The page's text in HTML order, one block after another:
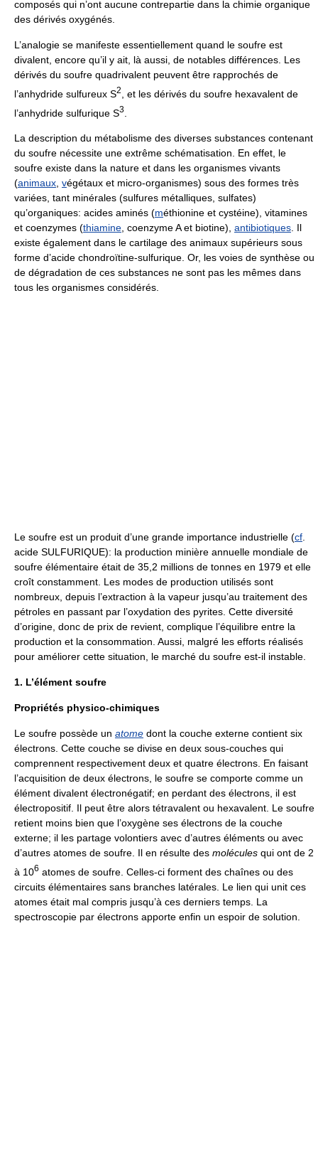
composés qui n’ont aucune contrepartie dans la chimie organique
des dérivés oxygénés.
L’analogie se manifeste essentiellement quand le soufre est
divalent, encore qu’il y ait, là aussi, de notables différences. Les
dérivés du soufre quadrivalent peuvent être rapprochés de
l’anhydride sulfureux S2
, et les dérivés du soufre hexavalent de
l’anhydride sulfurique S3
La description du métabolisme des diverses substances contenant
du soufre nécessite une extrême schématisation. En effet, le
soufre existe dans la nature et dans les organismes vivants
(animaux, végétaux et micro-organismes) sous des formes très
variées, tant minérales (sulfures métalliques, sulfates)
qu’organiques: acides aminés (méthionine et cystéine), vitamines
et coenzymes (thiamine, coenzyme A et biotine), antibiotiques. Il
existe également dans le cartilage des animaux supérieurs sous
forme d’acide chondroïtine-sulfurique. Or, les voies de synthèse ou
de dégradation de ces substances ne sont pas les mêmes dans
tous les organismes considérés.
Le soufre est un produit d’une grande importance industrielle (cf.
acide SULFURIQUE): la production minière annuelle mondiale de
soufre élémentaire était de 35,2 millions de tonnes en 1979 et elle
croît constamment. Les modes de production utilisés sont
nombreux, depuis l’extraction à la vapeur jusqu’au traitement des
pétroles en passant par l’oxydation des pyrites. Cette diversité
d’origine, donc de prix de revient, complique l’équilibre entre la
production et la consommation. Aussi, malgré les efforts réalisés
pour améliorer cette situation, le marché du soufre est-il instable.
1. L’élément soufre
Propriétés physico-chimiques
Le soufre possède un atome dont la couche externe contient six
électrons. Cette couche se divise en deux sous-couches qui
comprennent respectivement deux et quatre électrons. En faisant
l’acquisition de deux électrons, le soufre se comporte comme un
élément divalent électronégatif; en perdant des électrons, il est
électropositif. Il peut être alors tétravalent ou hexavalent. Le soufre
retient moins bien que l’oxygène ses électrons de la couche
externe; il les partage volontiers avec d’autres éléments ou avec
d’autres atomes de soufre. Il en résulte des molécules qui ont de 2
à 106 atomes de soufre. Celles-ci forment des chaînes ou des
circuits élémentaires sans branches latérales. Le lien qui unit ces
atomes était mal compris jusqu’à ces derniers temps. La
spectroscopie par électrons apporte enfin un espoir de solution.